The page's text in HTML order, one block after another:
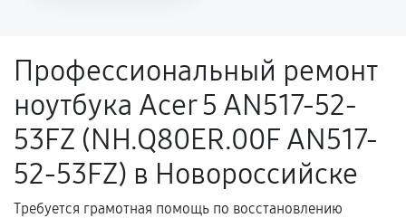
Поломка установленной детали при
нормальной эксплуатации в течение
гарантийного срока.
Несоответствие комплектующей заявленным
техническим характеристикам.
Профессиональный ремонт
ноутбука Acer 5 AN517-52-
53FZ (NH.Q80ER.00F AN517-
52-53FZ) в Новороссийске
Требуется грамотная помощь по восстановлению